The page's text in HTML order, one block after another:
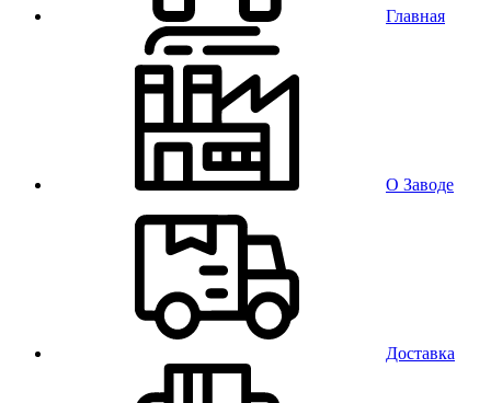
Главная
О Заводе
Доставка